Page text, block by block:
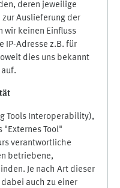
deren jeweilige
Auslieferung der
wir keinen Einfluss
IP-Adresse z.B. für
dies uns bekannt
Tools Interoperability),
Tool"
verantwortliche
betriebene,
Je nach Art dieser
auch zu einer